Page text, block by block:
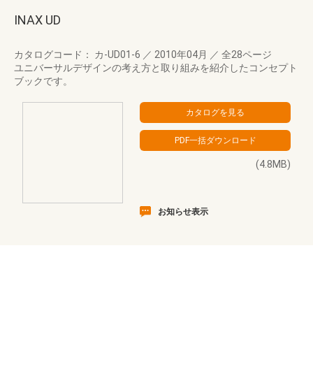
INAX UD
カタログコード： カ-UD01-6 ／ 2010年04月 ／ 全28ページ
ユニバーサルデザインの考え方と取り組みを紹介したコンセプト
ブックです。
(4.8MB)
お知らせ表示